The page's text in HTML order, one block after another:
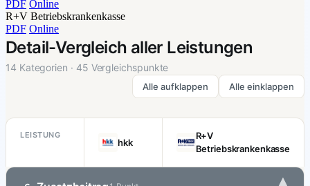
PDF Online
R+V Betriebskrankenkasse
PDF Online
Detail-Vergleich aller Leistungen
14 Kategorien · 45 Vergleichspunkte
Alle aufklappen Alle einklappen
LEISTUNG
hkk
R+V
Betriebskrankenkasse